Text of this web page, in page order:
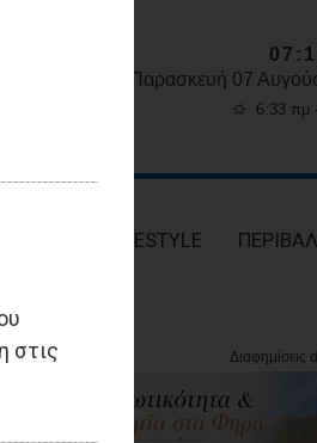
στις
Παρασκευή 07
☼ 6:33 πμ
LIFESTYLE